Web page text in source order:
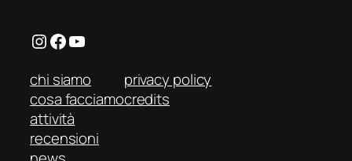
Instagram Facebook YouTube
chi siamo
cosa facciamo
attività
recensioni
privacy policy
credits